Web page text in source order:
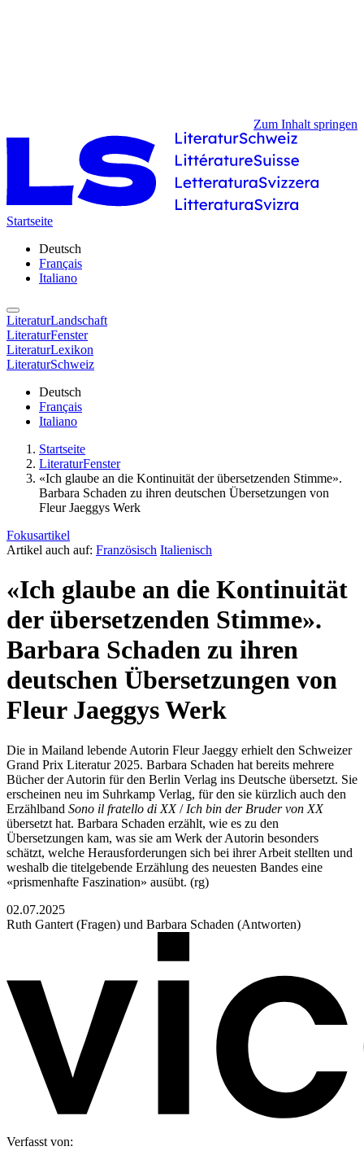
Zum Inhalt springen
Startseite
Deutsch
Français
Italiano
LiteraturLandschaft
LiteraturFenster
LiteraturLexikon
LiteraturSchweiz
Deutsch
Français
Italiano
Startseite
LiteraturFenster
«Ich glaube an die Kontinuität der übersetzenden Stimme».
Barbara Schaden zu ihren deutschen Übersetzungen von
Fleur Jaeggys Werk
Fokusartikel
Artikel auch auf: Französisch Italienisch
«Ich glaube an die Kontinuität
der übersetzenden Stimme».
Barbara Schaden zu ihren
deutschen Übersetzungen von
Fleur Jaeggys Werk
Die in Mailand lebende Autorin Fleur Jaeggy erhielt den Schweizer
Grand Prix Literatur 2025. Barbara Schaden hat bereits mehrere
Bücher der Autorin für den Berlin Verlag ins Deutsche übersetzt. Sie
erscheinen neu im Suhrkamp Verlag, für den sie kürzlich auch den
Erzählband Sono il fratello di XX/ Ich bin der Bruder von XX
übersetzt hat. Barbara Schaden erzählt, wie es zu den
Übersetzungen kam, was sie am Werk der Autorin besonders
schätzt, welche Herausforderungen sich bei ihrer Arbeit stellten und
weshalb die titelgebende Erzählung des neuesten Bandes eine
«prismenhafte Faszination» ausübt. (rg)
02.07.2025
Ruth Gantert (Fragen) und Barbara Schaden (Antworten)
Verfasst von: